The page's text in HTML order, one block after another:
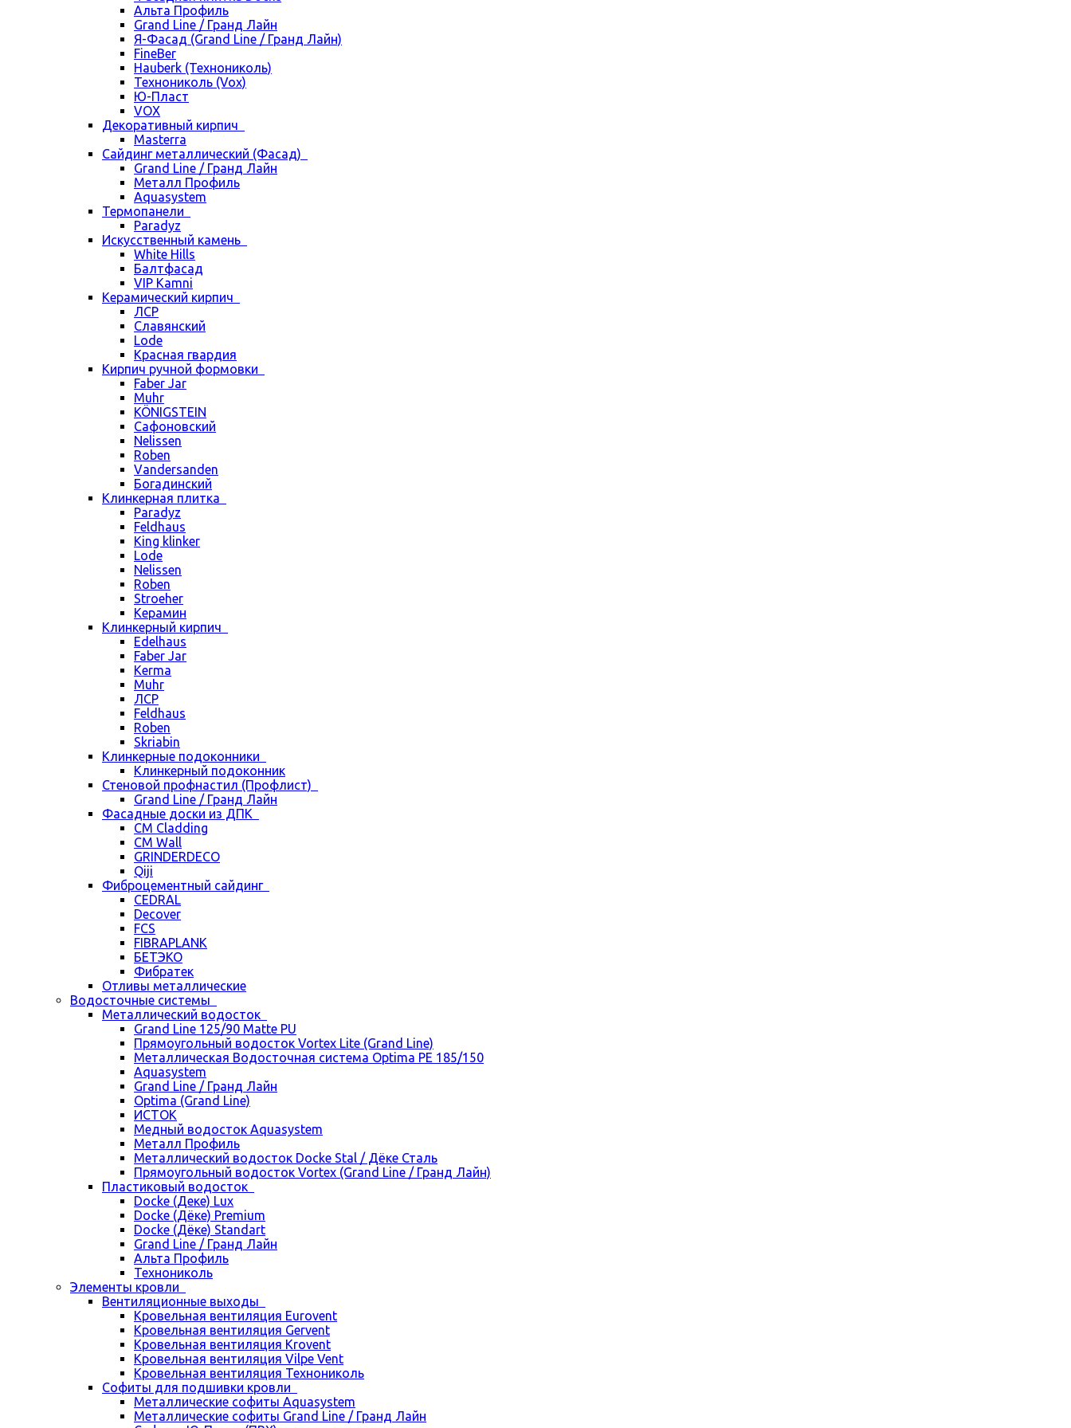
Альта Профиль
Grand Line / Гранд Лайн
Я-Фасад (Grand Line / Гранд Лайн)
FineBer
Hauberk (Технониколь)
Технониколь (Vox)
Ю-Пласт
VOX
Декоративный кирпич
Masterra
Сайдинг металлический (Фасад)
Grand Line / Гранд Лайн
Металл Профиль
Aquasystem
Термопанели
Paradyz
Искусственный камень
White Hills
Балтфасад
VIP Kamni
Керамический кирпич
ЛСР
Славянский
Lode
Красная гвардия
Кирпич ручной формовки
Faber Jar
Muhr
KÖNIGSTEIN
Сафоновский
Nelissen
Roben
Vandersanden
Богадинский
Клинкерная плитка
Paradyz
Feldhaus
King klinker
Lode
Nelissen
Roben
Stroeher
Керамин
Клинкерный кирпич
Edelhaus
Faber Jar
Kerma
Muhr
ЛСР
Feldhaus
Roben
Skriabin
Клинкерные подоконники
Клинкерный подоконник
Стеновой профнастил (Профлист)
Grand Line / Гранд Лайн
Фасадные доски из ДПК
CM Cladding
CM Wall
GRINDERDECO
Qiji
Фиброцементный сайдинг
CEDRAL
Decover
FCS
FIBRAPLANK
БЕТЭКО
Фибратек
Отливы металлические
Водосточные системы
Металлический водосток
Grand Line 125/90 Matte PU
Прямоугольный водосток Vortex Lite (Grand Line)
Металлическая Водосточная система Optima PE 185/150
Aquasystem
Grand Line / Гранд Лайн
Optima (Grand Line)
ИСТОК
Медный водосток Aquasystem
Металл Профиль
Металлический водосток Docke Stal / Дёке Сталь
Прямоугольный водосток Vortex (Grand Line / Гранд Лайн)
Пластиковый водосток
Docke (Деке) Lux
Docke (Дёке) Premium
Docke (Дёке) Standart
Grand Line / Гранд Лайн
Альта Профиль
Технониколь
Элементы кровли
Вентиляционные выходы
Кровельная вентиляция Eurovent
Кровельная вентиляция Gervent
Кровельная вентиляция Krovent
Кровельная вентиляция Vilpe Vent
Кровельная вентиляция Технониколь
Cофиты для подшивки кровли
Металлические софиты Aquasystem
Металлические софиты Grand Line / Гранд Лайн